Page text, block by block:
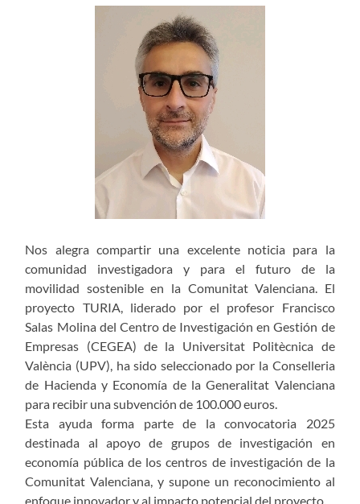
Nos alegra compartir una excelente noticia para la
comunidad investigadora y para el futuro de la
movilidad sostenible en la Comunitat Valenciana. El
proyecto TURIA, liderado por el profesor Francisco
Salas Molina del Centro de Investigación en Gestión de
Empresas (CEGEA) de la Universitat Politècnica de
València (UPV), ha sido seleccionado por la Conselleria
de Hacienda y Economía de la Generalitat Valenciana
para recibir una subvención de 100.000 euros.
Esta ayuda forma parte de la convocatoria 2025
destinada al apoyo de grupos de investigación en
economía pública de los centros de investigación de la
Comunitat Valenciana, y supone un reconocimiento al
enfoque innovador y al impacto potencial del proyecto.